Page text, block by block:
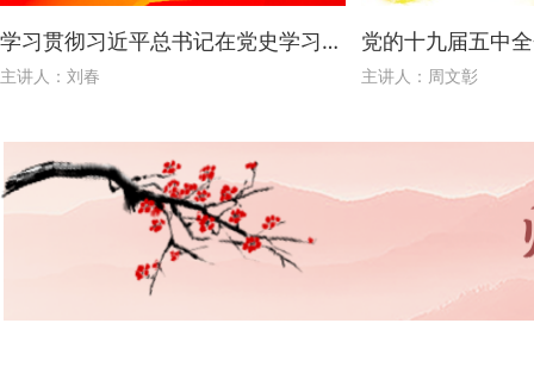
学习贯彻习近平总书记在党史学习教育动员大会上重要讲话精神
主讲人：刘春
党的十九届五中
主讲人：周文彰